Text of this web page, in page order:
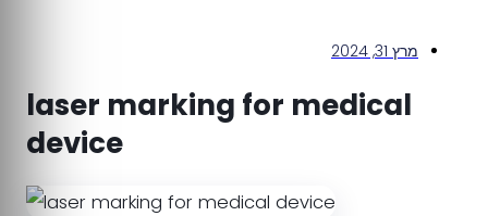
מרץ 31, 2024
laser marking for medical
device